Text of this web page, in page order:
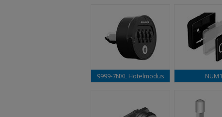
9999-7NXL Hotelmodus NUM1